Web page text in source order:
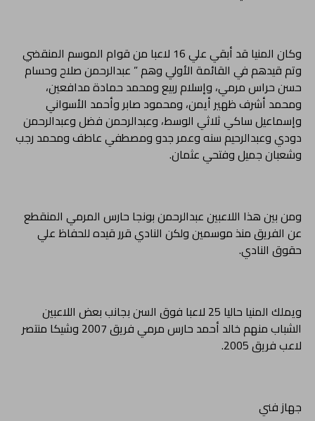
وكان المنيا قد أبقي علي 16 لاعبا من قوام الموسم المنقضي
وتم قيدهم في القائمة الأولي وهم ” عبدالرحمن صلاح وحسام
حسن حراس مرمي، وإسلام ربيع ومحمد حمادة مدافعين،
ومحمد أشرف ظهير أيمن، ومحمود صابر وأحمد الأسواني
وإسماعيل ساكي ثلاثي الوسط، وعبدالرحمن فضل وعبدالرحمن
دودي وعبدالرحيم سنه وعمر جدو ومصطفي عاطف ومحمد رجب
وشعبان جميل وفتحي عثمان.
ومن بين هذا اللاعبين عبدالرحمن بونجا حارس المرمي المنقطع
عن الفريق منذ موسمين ولكن النادي قرر قيده للحفاظ علي
حقوق النادي.
ويملك المنيا حاليا 25 لاعبا فوق السن بجانب بعض اللاعبين
الشباب منهم خالد أحمد حارس مرمي فريق 2007 وشيكا منتصر
لاعب فريق 2005.
جهاز فني